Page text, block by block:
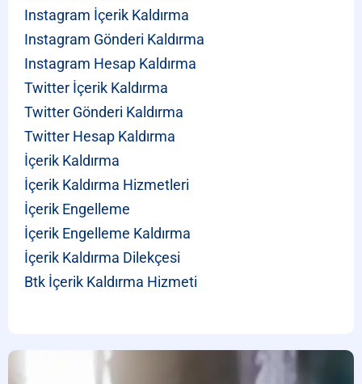
Instagram İçerik Kaldırma
Instagram Gönderi Kaldırma
Instagram Hesap Kaldırma
Twitter İçerik Kaldırma
Twitter Gönderi Kaldırma
Twitter Hesap Kaldırma
İçerik Kaldırma
İçerik Kaldırma Hizmetleri
İçerik Engelleme
İçerik Engelleme Kaldırma
İçerik Kaldırma Dilekçesi
Btk İçerik Kaldırma Hizmeti